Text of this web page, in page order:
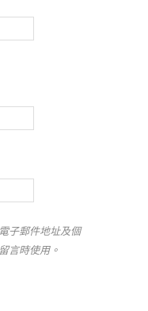
子郵件地址及個
言時使用。